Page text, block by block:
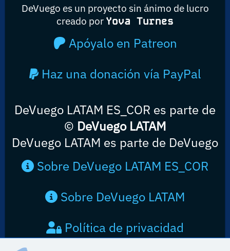
DeVuego es un proyecto sin ánimo de lucro
creado por Yova Turnes
Apóyalo en Patreon
Haz una donación vía PayPal
DeVuego LATAM ES_COR es parte de
© DeVuego LATAM
DeVuego LATAM es parte de DeVuego
Sobre DeVuego LATAM ES_COR
Sobre DeVuego LATAM
Política de privacidad